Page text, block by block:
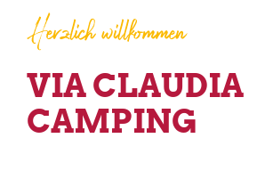
Herzlich willkommen
VIA CLAUDIA
CAMPING